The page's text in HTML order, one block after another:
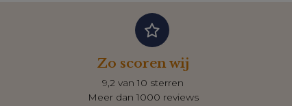
Zo scoren wij
9,2 van 10 sterren
Meer dan 1000 reviews